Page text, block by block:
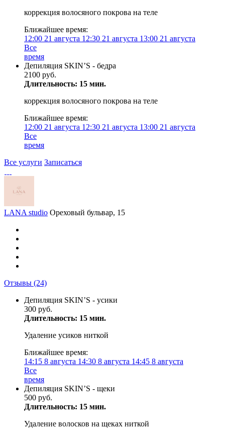
коррекция волосяного покрова на теле
Ближайшее время:
12:00 21 августа 12:30 21 августа 13:00 21 августа
Все
время
Депиляция SKIN’S - бедра
2100 руб.
Длительность: 15 мин.
коррекция волосяного покрова на теле
Ближайшее время:
12:00 21 августа 12:30 21 августа 13:00 21 августа
Все
время
Все услуги Записаться
LANA studio Ореховый бульвар, 15
Отзывы (24)
Депиляция SKIN’S - усики
300 руб.
Длительность: 15 мин.
Удаление усиков ниткой
Ближайшее время:
14:15 8 августа 14:30 8 августа 14:45 8 августа
Все
время
Депиляция SKIN’S - щеки
500 руб.
Длительность: 15 мин.
Удаление волосков на щеках ниткой